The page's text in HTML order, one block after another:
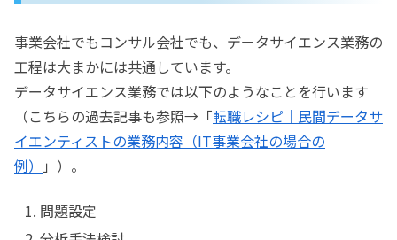
事業会社でもコンサル会社でも、データサイエンス業務の
工程は大まかには共通しています。
データサイエンス業務では以下のようなことを行います
（こちらの過去記事も参照→「転職レシピ｜民間データサ
イエンティストの業務内容（IT事業会社の場合の
例）
」）。
問題設定